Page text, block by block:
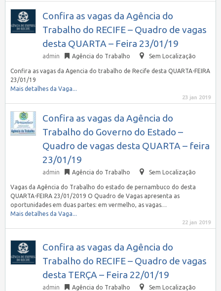
Confira as vagas da Agência do
Trabalho do RECIFE – Quadro de vagas
desta QUARTA – Feira 23/01/19
admin Agência do Trabalho Sem Localização
Confira as vagas da Agencia do trabalho de Recife desta QUARTA-FEIRA
23/01/19
Mais detalhes da Vaga...
23 jan 2019
Confira as vagas da Agência do
Trabalho do Governo do Estado –
Quadro de vagas desta QUARTA – feira
23/01/19
admin Agência do Trabalho Sem Localização
Vagas da Agência do Trabalho do estado de pernambuco do desta
QUARTA-FEIRA 23/01/2019 O Quadro de Vagas apresenta as
oportunidades em duas partes: em vermelho, as vagas…
Mais detalhes da Vaga...
22 jan 2019
Confira as vagas da Agência do
Trabalho do RECIFE – Quadro de vagas
desta TERÇA – Feira 22/01/19
admin Agência do Trabalho Sem Localização